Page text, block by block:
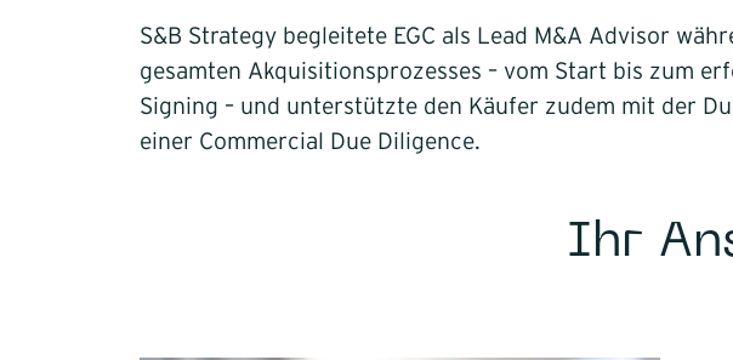
S&B Strategy begleitete EGC als Lead M&A Advisor
gesamten Akquisitionsprozesses – vom Start bis zum
Signing – und unterstützte den Käufer zudem mit der
einer Commercial Due Diligence.
Ihr